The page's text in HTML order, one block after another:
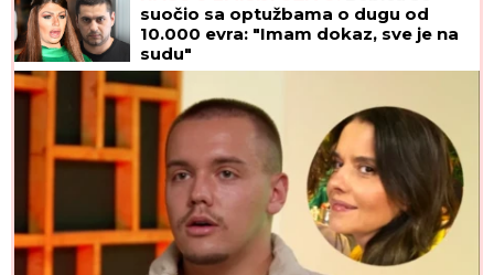
suočio sa optužbama o dugu od
10.000 evra: "Imam dokaz, sve je na
sudu"